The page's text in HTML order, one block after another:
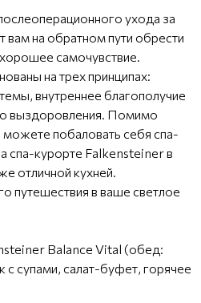
ухода за
на обратном пути обрести
самочувствие.
на трех принципах:
внутреннее благополучие
выздоровления. Помимо
побаловать себя спа-
спа-курорте Falkensteiner в
отличной кухней.
путешествия в ваше светлое
Balance Vital (обед:
супами, салат-буфет, горячее